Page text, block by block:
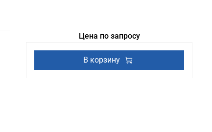
Цена по запросу
В корзину